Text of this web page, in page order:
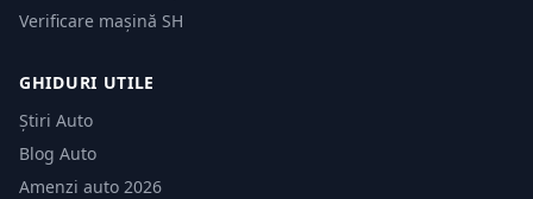
Verificare mașină SH
GHIDURI UTILE
Știri Auto
Blog Auto
Amenzi auto 2026